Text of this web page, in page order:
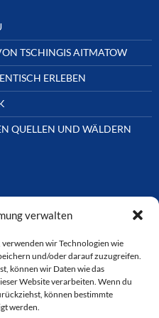
verwalten
wir Technologien wie
und/oder darauf zuzugreifen.
können wir Daten wie das
Website verarbeiten. Wenn du
können bestimmte
werden.
TSCHINGIS AITMATOW
ERLEBEN
QUELLEN UND WÄLDERN
ist über Mitglieder und
und Tourismusbranche